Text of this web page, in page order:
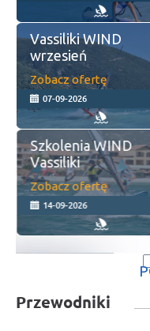
Zobacz ofertę
Zobacz ofertę
Przewodniki